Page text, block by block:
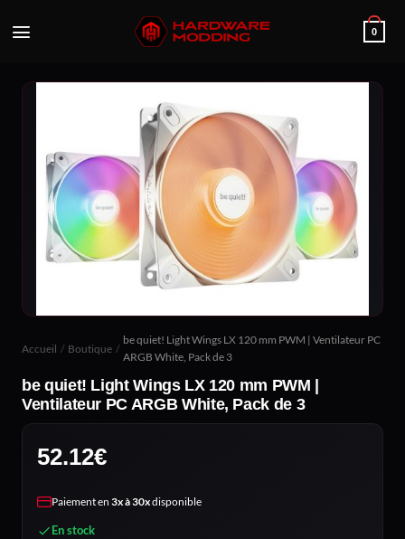
au
0
Accueil / Boutique /
be quiet! Light Wings LX 120 mm PWM | Ventilateur PC
ARGB White, Pack de 3
be quiet! Light Wings LX 120 mm PWM |
Ventilateur PC ARGB White, Pack de 3
52.12€
Paiement en 3x à 30xdisponible
En stock